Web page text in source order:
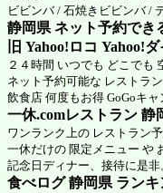
ビビンバ / 石焼きビビンバ /
静岡県 ネット予約でき
旧 Yahoo!ロコ Yahoo!
２４時間 いつでも どこでも
ネット予約可能な レストラ
飲食店 何度もお得 GoGoキ
一休.comレストラン 静
ワンランク上の レストラン
一休だけの 限定メニュー や
記念日ディナー、接待に是非
食べログ 静岡県 ラン